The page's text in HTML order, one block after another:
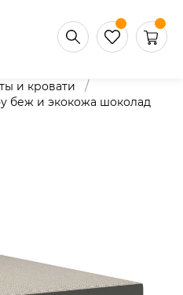
и кровати /
беж и экокожа шоколад